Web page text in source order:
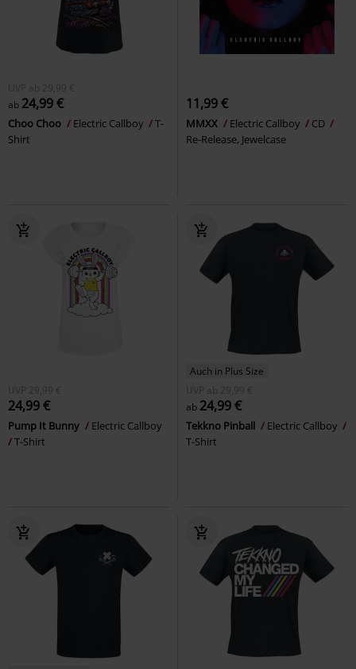
UVP ab 29,99 €
ab 24,99 €
Choo Choo Electric Callboy
T-
Shirt
11,99 €
MMXX Electric Callboy
CD
Re-Release, Jewelcase
UVP 29,99 €
24,99 €
Pump It Bunny
Electric Callboy
T-Shirt
Auch in Plus Size
UVP
ab 29,99 €
ab 24,99 €
Tekkno Pinball
Electric Callboy
T-Shirt